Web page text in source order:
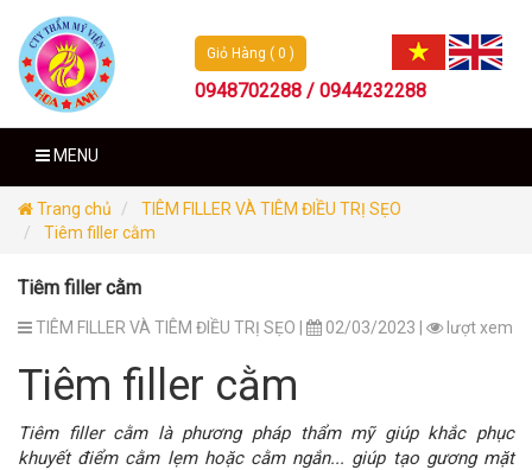
Giỏ Hàng ( 0 )
0948702288 / 0944232288
MENU
Trang chủ
TIÊM FILLER VÀ TIÊM ĐIỀU TRỊ SẸO
Tiêm filler cằm
Tiêm filler cằm
TIÊM FILLER VÀ TIÊM ĐIỀU TRỊ SẸO | 02/03/2023 | lượt xem
Tiêm filler cằm
Tiêm filler cằm là phương pháp thẩm mỹ giúp khắc phục
khuyết điểm cằm lẹm hoặc cằm ngắn... giúp tạo gương mặt